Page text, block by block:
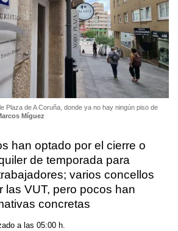
Plaza de A Coruña, donde ya no hay ningún piso de
Míguez
han optado por el cierre o
de temporada para
varios concellos
las VUT, pero pocos han
concretas
a las 05:00 h.